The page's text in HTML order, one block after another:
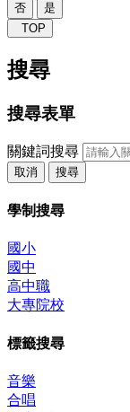
否
是
TOP
搜尋
搜尋表單
關鍵詞搜尋
取消 搜尋
學制搜尋
國小
國中
高中職
大專院校
標籤搜尋
音樂
合唱